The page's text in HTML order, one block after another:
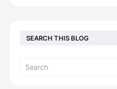
SEARCH THIS BLOG